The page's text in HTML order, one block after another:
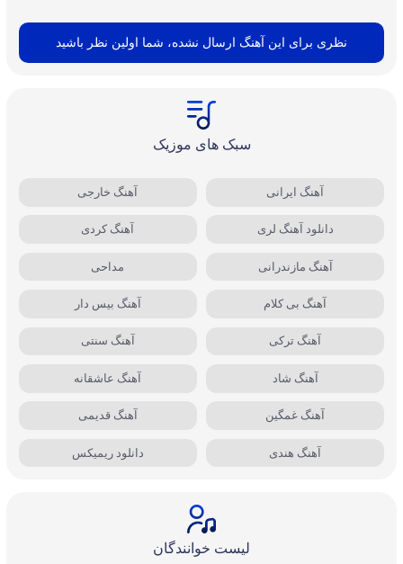
نظری برای این آهنگ ارسال نشده، شما اولین نظر باشید
سبک های موزیک
آهنگ ایرانی آهنگ خارجی
دانلود آهنگ لری آهنگ کردی
آهنگ مازندرانی مداحی
آهنگ بی کلام آهنگ بیس دار
آهنگ ترکی آهنگ سنتی
آهنگ شاد آهنگ عاشقانه
آهنگ غمگین آهنگ قدیمی
آهنگ هندی دانلود ریمیکس
لیست خوانندگان